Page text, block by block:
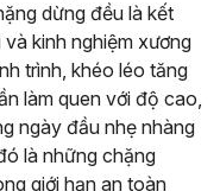
dừng đều là kết
kinh nghiệm xương
trình, khéo léo tăng
làm quen với độ cao,
ngày đầu nhẹ nhàng
là những chặng
giới hạn an toàn